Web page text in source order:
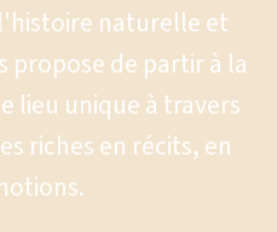
naturelle et
propose de partir à la
lieu unique à travers
riches en récits, en